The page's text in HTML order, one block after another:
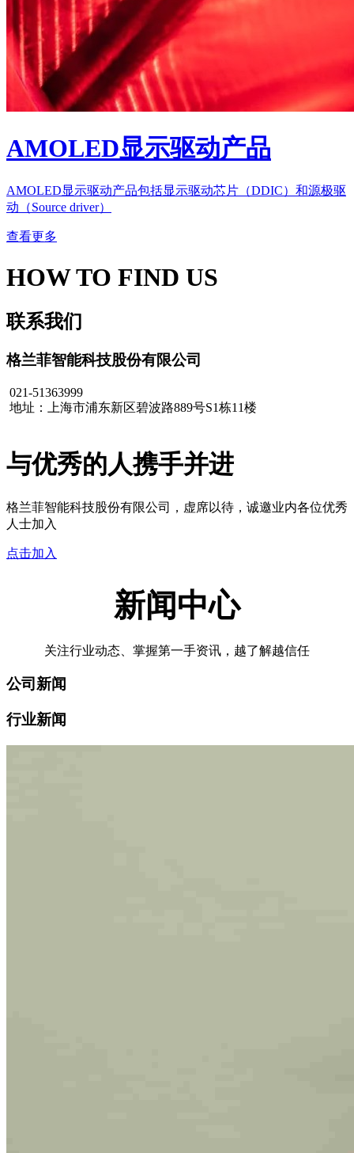
AMOLED显示驱动产品
AMOLED显示驱动产品包括显示驱动芯片（DDIC）和源极驱
动（Source driver）
查看更多
HOW TO FIND US
联系我们
格兰菲智能科技股份有限公司
021-51363999
地址：上海市浦东新区碧波路889号S1栋11楼
与优秀的人携手并进
格兰菲智能科技股份有限公司，虚席以待，诚邀业内各位优秀
人士加入
点击加入
新闻中心
关注行业动态、掌握第一手资讯，越了解越信任
公司新闻
行业新闻